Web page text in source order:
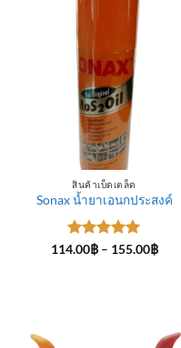
สินค้าเบ็ดเตล็ด
Sonax น้ำยาเอนกประสงค์
ให้คะแนน
114.00฿ – 155.00฿Price